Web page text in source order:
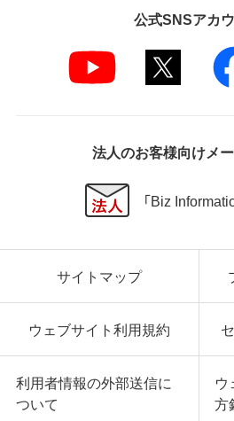
公式SNSアカ
法人のお客様向けメ
「Biz
サイトマップ
ウェブサイト利用規約
利用者情報の外部送信に
ついて
ウ
方